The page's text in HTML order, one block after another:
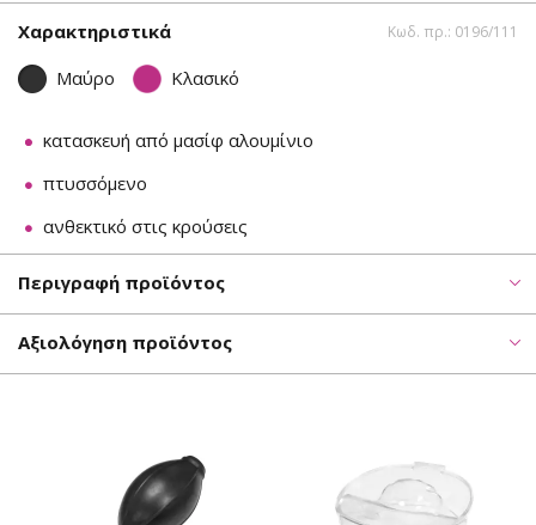
Χαρακτηριστικά Κωδ. πρ.: 0196/111
Μαύρο Κλασικό
κατασκευή από μασίφ αλουμίνιο
πτυσσόμενο
ανθεκτικό στις κρούσεις
Περιγραφή προϊόντος
Αξιολόγηση προϊόντος